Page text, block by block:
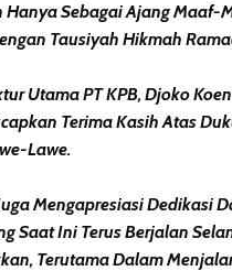
Sebagai Ajang Maaf-
Tausiyah Hikmah
Utama PT KPB, Djoko
Terima Kasih Atas
Lawe.
Mengapresiasi Dedikasi
Saat Ini Terus Berjalan
Terutama Dalam